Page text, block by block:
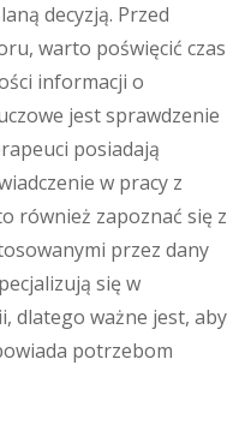
decyzją. Przed
warto poświęcić czas
informacji o
jest sprawdzenie
posiadają
w pracy z
również zapoznać się z
przez dany
się w
dlatego ważne jest, aby
potrzebom